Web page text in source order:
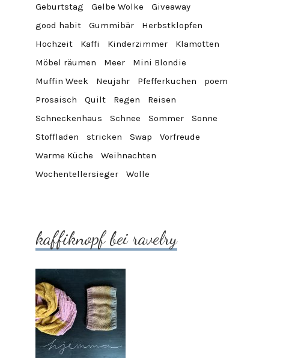
Geburtstag
Gelbe Wolke
Giveaway
good habit
Gummibär
Herbstklopfen
Hochzeit
Kaffi Kinderzimmer
Klamotten
Möbel räumen
Meer
Mini Blondie
Muffin Week
Neujahr Pfefferkuchen
poem
Prosaisch
Quilt Regen
Reisen
Schneckenhaus
Schnee Sommer
Sonne
Stoffladen
stricken Swap
Vorfreude
Warme Küche
Weihnachten
Wochentellersieger
Wolle
kaffiknopf bei ravelry